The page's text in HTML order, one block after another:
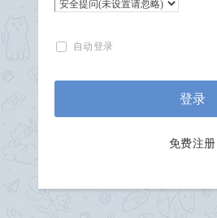
自动登录
登录
免费注册